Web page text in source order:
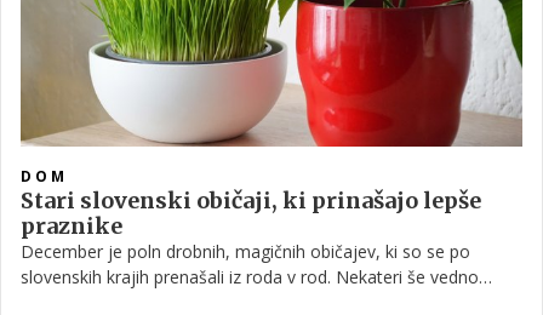
DOM
Stari slovenski običaji, ki prinašajo lepše
praznike
December je poln drobnih, magičnih običajev, ki so se po
slovenskih krajih prenašali iz roda v rod. Nekateri še vedno